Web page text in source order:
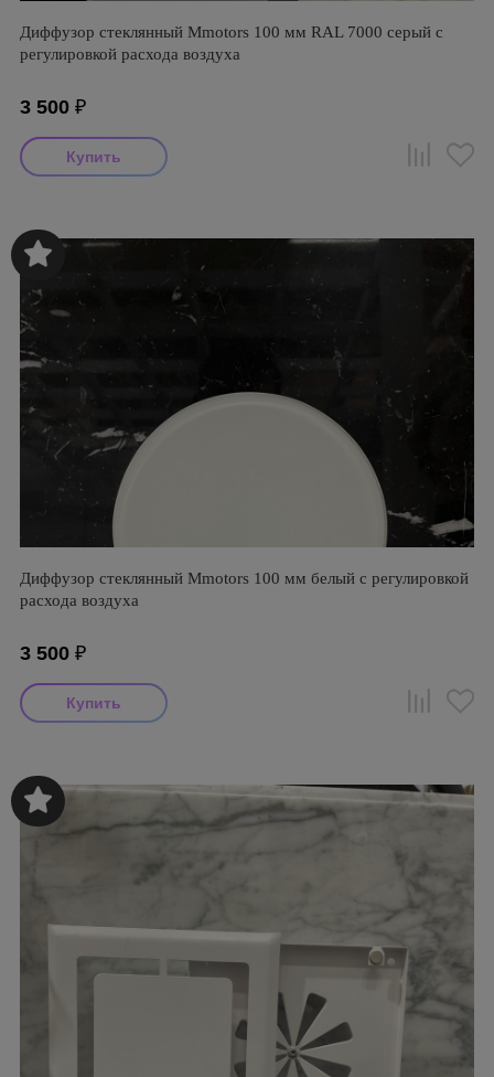
Диффузор стеклянный Mmotors 100 мм RAL 7000 серый с
регулировкой расхода воздуха
3 500 ₽
Диффузор стеклянный Mmotors 100 мм белый с регулировкой
расхода воздуха
3 500 ₽